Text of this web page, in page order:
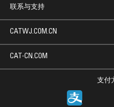
联系与支持
支付
CATWJ.COM.CN
CAT-CN.COM